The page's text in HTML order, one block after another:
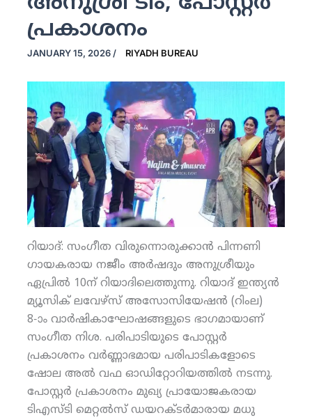
പ്രകാശനം
JANUARY 15, 2026 / RIYADH BUREAU
റിയാദ്: സംഗീത വിരുന്നൊരുക്കാന്‍ പിന്നണി
ഗായകരായ നജീം അര്‍ഷദും അനുശ്രീയും
ഏപ്രില്‍ 10ന്‌ റിയാദിലെത്തുന്നു. റിയാദ് ഇന്ത്യന്‍
മ്യൂസിക് ലവേഴ്‌സ് അസോസിയേഷന്‍ (റിംല)
8-ാം വാര്‍ഷികാഘോഷങ്ങളുടെ ഭാഗമായാണ്
സംഗീത നിശ. പരിപാടിയുടെ പോസ്റ്റര്‍
പ്രകാശനം വര്‍ണ്ണാഭമായ പരിപാടികളോടെ
ഷോല അല്‍ വഫ ഓഡിറ്റോറിയത്തില്‍ നടന്നു.
പോസ്റ്റര്‍ പ്രകാശനം മുഖ്യ പ്രായോജകരായ
ടിഎസ്ടി മെറ്റല്‍സ് ഡയറക്ടര്‍മാരായ മധു